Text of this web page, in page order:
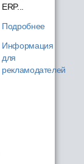
ERP...
Подробнее
Информация
для
рекламодателей